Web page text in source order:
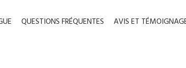
QUESTIONS FRÉQUENTES AVIS ET